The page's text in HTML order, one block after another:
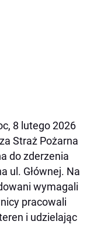
8 lutego 2026
Straż Pożarna
do zderzenia
ul. Głównej. Na
wymagali
pracowali
i udzielając